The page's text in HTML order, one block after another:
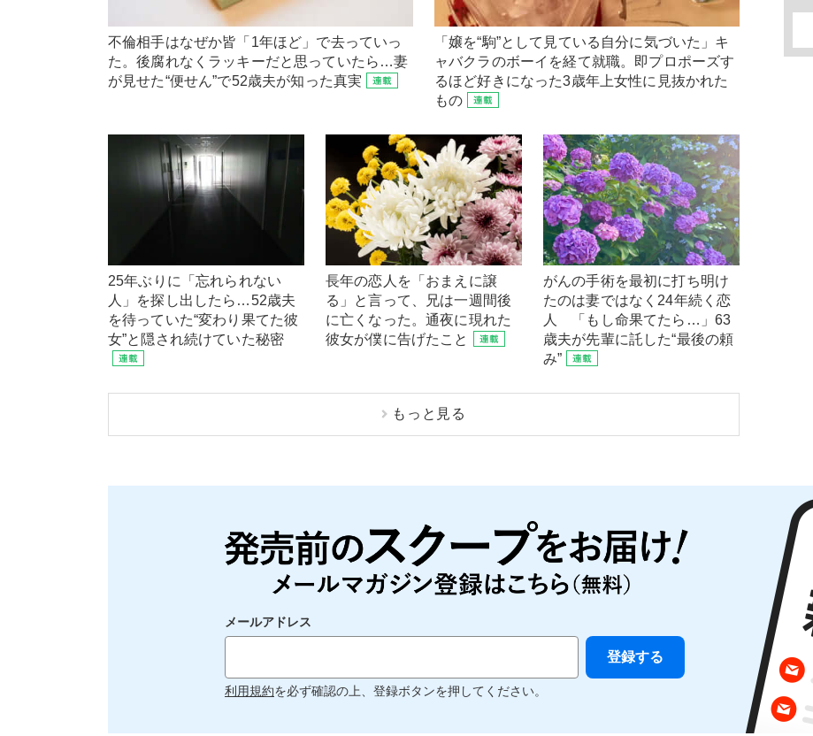
不倫相手はなぜか皆「1年ほど」で去っていっ
た。後腐れなくラッキーだと思っていたら…妻
が見せた“便せん”で52歳夫が知った真実
「嬢を“駒”として見ている自分に気づいた」キ
ャバクラのボーイを経て就職。即プロポーズす
るほど好きになった3歳年上女性に見抜かれた
もの
25年ぶりに「忘れられない
人」を探し出したら…52歳夫
を待っていた“変わり果てた彼
女”と隠され続けていた秘密
長年の恋人を「おまえに譲
る」と言って、兄は一週間後
に亡くなった。通夜に現れた
彼女が僕に告げたこと
がんの手術を最初に打ち明け
たのは妻ではなく24年続く恋
人 「もし命果てたら…」63
歳夫が先輩に託した“最後の頼
み”
もっと見る
メールアドレス
利用規約を必ず確認の上、登録ボタンを押してください。